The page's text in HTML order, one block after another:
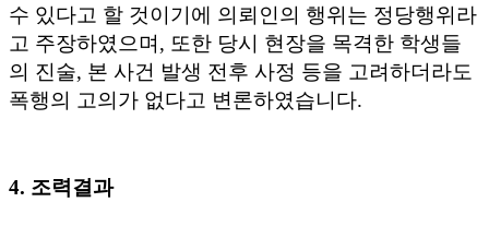
수 있다고 할 것이기에 의뢰인의 행위는 정당행위라
고 주장하였으며 , 또한 당시 현장을 목격한 학생들
의 진술, 본 사건 발생 전후 사정 등을 고려하더라도
폭행의 고의가 없다고 변론하였습니다.
4. 조력결과